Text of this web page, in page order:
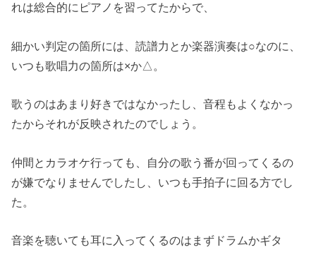
れは総合的にピアノを習ってたからで、
細かい判定の箇所には、読譜力とか楽器演奏は○なのに、
いつも歌唱力の箇所は×か△。
歌うのはあまり好きではなかったし、音程もよくなかっ
たからそれが反映されたのでしょう。
仲間とカラオケ行っても、自分の歌う番が回ってくるの
が嫌でなりませんでしたし、いつも手拍子に回る方でし
た。
音楽を聴いても耳に入ってくるのはまずドラムかギタ